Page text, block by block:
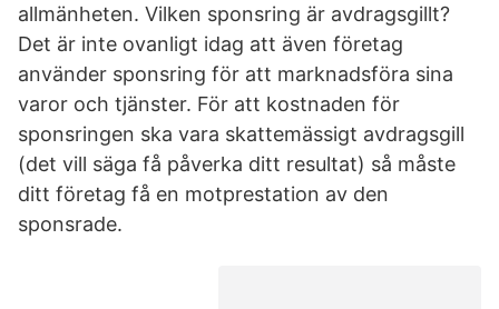
allmänheten. Vilken sponsring är avdragsgillt?
Det är inte ovanligt idag att även företag
använder sponsring för att marknadsföra sina
varor och tjänster. För att kostnaden för
sponsringen ska vara skattemässigt avdragsgill
(det vill säga få påverka ditt resultat) så måste
ditt företag få en motprestation av den
sponsrade.